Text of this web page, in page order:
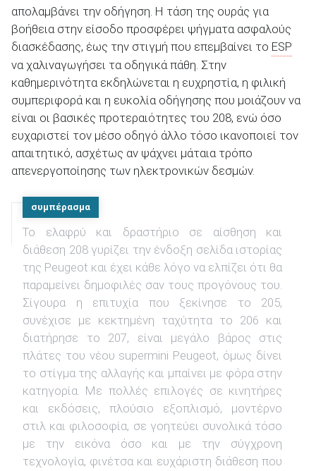
απολαμβάνει την οδήγηση. Η τάση της ουράς για
βοήθεια στην είσοδο προσφέρει ψήγματα ασφαλούς
διασκέδασης, έως την στιγμή που επεμβαίνει το ESP
να χαλιναγωγήσει τα οδηγικά πάθη. Στην
καθημερινότητα εκδηλώνεται η ευχρηστία, η φιλική
συμπεριφορά και η ευκολία οδήγησης που μοιάζουν να
είναι οι βασικές προτεραιότητες του 208, ενώ όσο
ευχαριστεί τον μέσο οδηγό άλλο τόσο ικανοποιεί τον
απαιτητικό, ασχέτως αν ψάχνει μάταια τρόπο
απενεργοποίησης των ηλεκτρονικών δεσμών.
συμπέρασμα
Το ελαφρύ και δραστήριο σε αίσθηση και
διάθεση 208 γυρίζει την ένδοξη σελίδα ιστορίας
της Peugeot και έχει κάθε λόγο να ελπίζει ότι θα
παραμείνει δημοφιλές σαν τους προγόνους του.
Σίγουρα η επιτυχία που ξεκίνησε το 205,
συνέχισε με κεκτημένη ταχύτητα το 206 και
διατήρησε το 207, είναι μεγάλο βάρος στις
πλάτες του νέου supermini Peugeot, όμως δίνει
το στίγμα της αλλαγής και μπαίνει με φόρα στην
κατηγορία. Με πολλές επιλογές σε κινητήρες
και εκδόσεις, πλούσιο εξοπλισμό, μοντέρνο
στιλ και φιλοσοφία, σε γοητεύει συνολικά τόσο
με την εικόνα όσο και με την σύγχρονη
τεχνολογία, φινέτσα και ευχάριστη διάθεση που